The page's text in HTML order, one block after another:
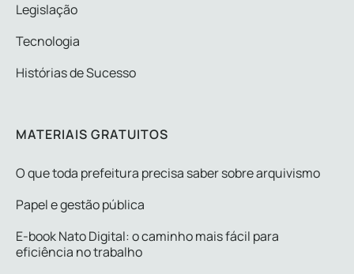
Legislação
Tecnologia
Histórias de Sucesso
MATERIAIS GRATUITOS
O que toda prefeitura precisa saber sobre arquivismo
Papel e gestão pública
E-book Nato Digital: o caminho mais fácil para
eficiência no trabalho